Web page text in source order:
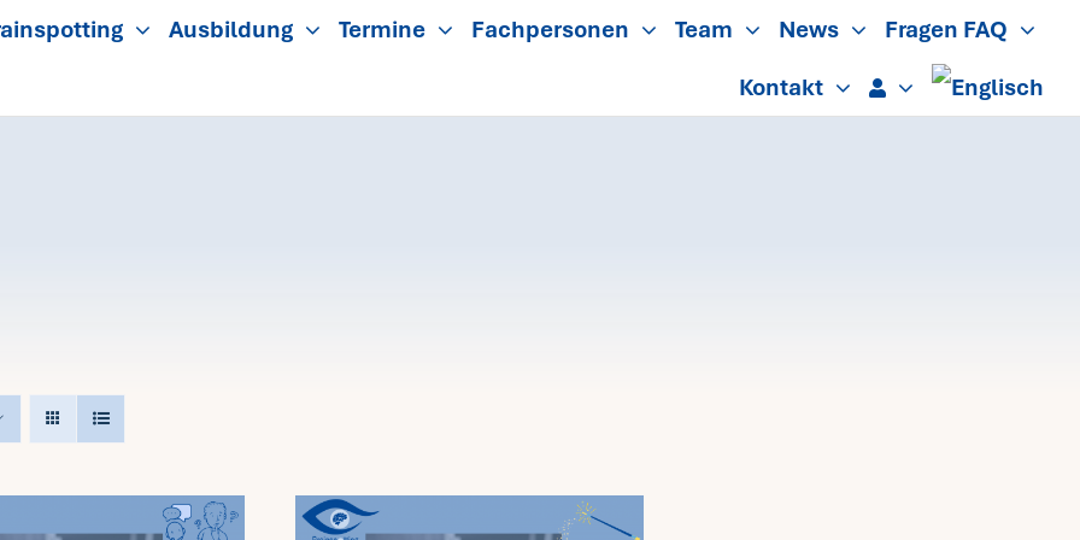
Ausbildung Termine Fachpersonen Team News
Fragen FAQ
Kontakt